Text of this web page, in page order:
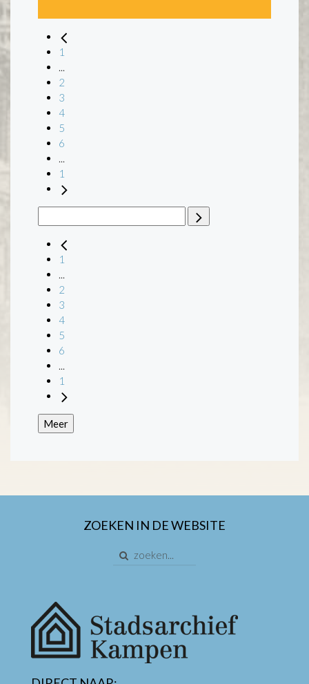
1
2
3
4
5
6
1
1
2
3
4
5
6
1
Meer
ZOEKEN IN DE WEBSITE